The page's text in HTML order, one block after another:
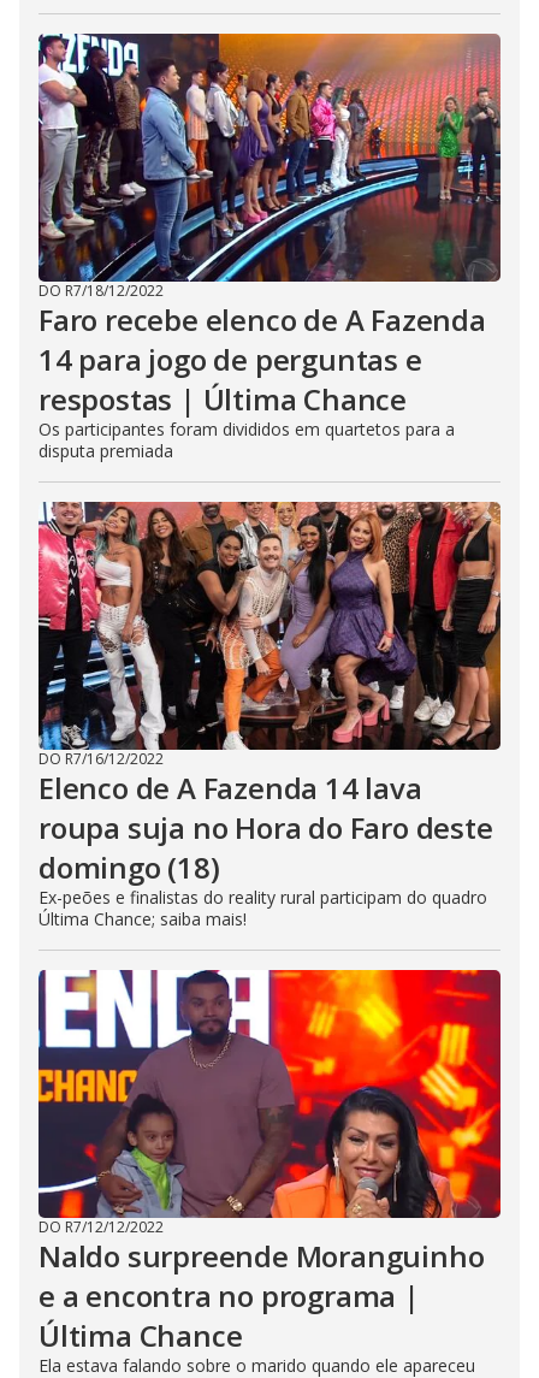
DO R7/18/12/2022
Faro recebe elenco de A Fazenda
14 para jogo de perguntas e
respostas | Última Chance
Os participantes foram divididos em quartetos para a
disputa premiada
DO R7/16/12/2022
Elenco de A Fazenda 14 lava
roupa suja no Hora do Faro deste
domingo (18)
Ex-peões e finalistas do reality rural participam do quadro
Última Chance; saiba mais!
DO R7/12/12/2022
Naldo surpreende Moranguinho
e a encontra no programa |
Última Chance
Ela estava falando sobre o marido quando ele apareceu